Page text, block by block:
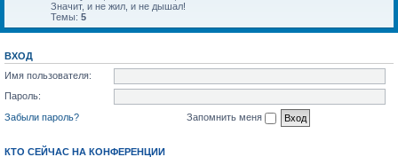
Значит, и не жил, и не дышал!
Темы: 5
ВХОД
Имя пользователя:
Пароль:
Забыли пароль?
Запомнить меня
КТО СЕЙЧАС НА КОНФЕРЕНЦИИ